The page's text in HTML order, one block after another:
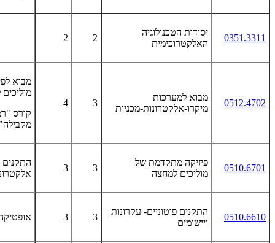
0351.3311
יסודות הטכנולוגיה
האלקטרוכימית
2
2
0512.4702
מבוא למערכות
מיקרו-אלקטרונות-מכניות
3
4
מבוא
קורס
0510.6701
פיזיקה מתקדמת של
מוליכים למחצה
3
3
התקנים
0510.6610
התקנים פוטוניים- עקרונות
ויישומים
3
3